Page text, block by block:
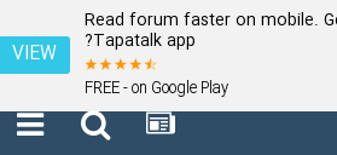
Read forum faster on mobile.
Tapatalk app?
FREE - on Google Play
VIEW